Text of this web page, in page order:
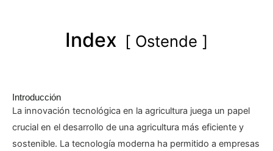
Index Ostende
Introducción
La innovación tecnológica en la agricultura juega un papel
crucial en el desarrollo de una agricultura más eficiente y
sostenible. La tecnología moderna ha permitido a empresas